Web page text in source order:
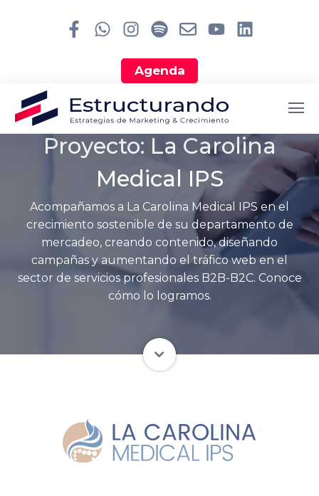
Agenda
SERVICIOS PROFESIONALES B2B - B2C
Proyecto: La Carolina
Medical IPS
Acompañamos a La Carolina Medical IPS en el
crecimiento sostenible de su departamento de
mercadeo, creando contenido, diseñando
campañas y aumentando el tráfico web en el
sector de servicios profesionales B2B-B2C. Conoce
cómo lo logramos.